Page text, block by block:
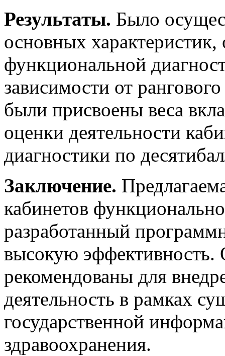
Результаты. Было
основных
функциональной
зависимости от
были присвоены веса
оценки деятельности
диагностики по
Заключение.
кабинетов
разработанный
высокую эффективность.
рекомендованы для
деятельность в рамках
государственной
здравоохранения.